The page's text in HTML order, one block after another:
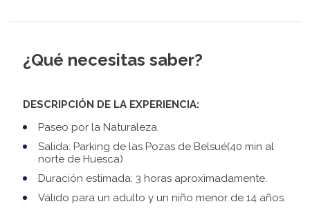
¿Qué necesitas saber?
DESCRIPCIÓN DE LA EXPERIENCIA:
Paseo por la Naturaleza.
Salida: Parking de las Pozas de Belsué(40 min al
norte de Huesca)
Duración estimada: 3 horas aproximadamente.
Válido para un adulto y un niño menor de 14 años.